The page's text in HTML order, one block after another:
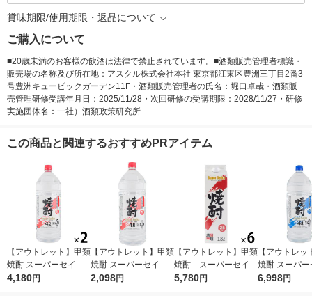
賞味期限/使用期限・返品について
ご購入について
■20歳未満のお客様の飲酒は法律で禁止されています。■酒類販売管理者標識・
販売場の名称及び所在地：アスクル株式会社本社 東京都江東区豊洲三丁目2番3
号豊洲キュービックガーデン11F・酒類販売管理者の氏名：堀口卓哉・酒類販
売管理研修受講年月日：2025/11/28・次回研修の受講期限：2028/11/27・研修
実施団体名：一社）酒類政策研究所
この商品と関連するおすすめPRアイテム
【アウトレット】甲類
焼酎 スーパーセイカ
25度 4L 1セット（2
4,180円
【アウトレット】甲類
焼酎 スーパーセイカ
25度 4L 1本 東亜酒造
2,098円
【アウトレット】甲類
焼酎 スーパーセイカ
25度 1.8L 1800ml
5,780円
【アウトレッ
焼酎 スーパー
20度 4L 1セ
6,998円